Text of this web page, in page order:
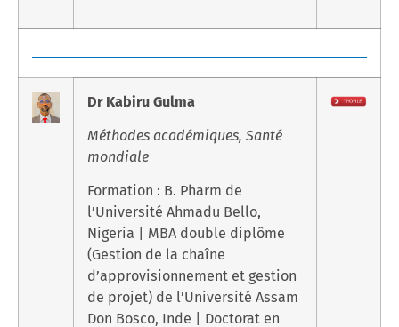
Dr Kabiru Gulma
Méthodes académiques, Santé
mondiale
Formation : B. Pharm de
l’Université Ahmadu Bello,
Nigeria | MBA double diplôme
(Gestion de la chaîne
d’approvisionnement et gestion
de projet) de l’Université Assam
Don Bosco, Inde | Doctorat en